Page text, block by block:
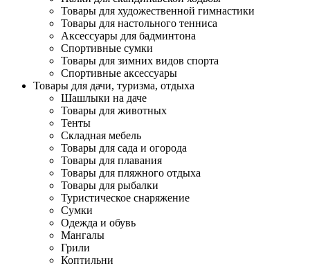
Товары для художественной гимнастики
Товары для настольного тенниса
Аксессуары для бадминтона
Спортивные сумки
Товары для зимних видов спорта
Спортивные аксессуары
Товары для дачи, туризма, отдыха
Шашлыки на даче
Товары для животных
Тенты
Складная мебель
Товары для сада и огорода
Товары для плавания
Товары для пляжного отдыха
Товары для рыбалки
Туристическое снаряжение
Сумки
Одежда и обувь
Мангалы
Грили
Коптильни